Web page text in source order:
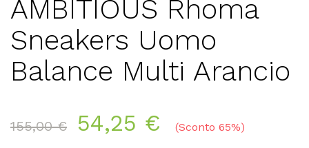
AMBITIOUS Rhoma
Sneakers Uomo
Balance Multi Arancio
155,00 € 54,25 € Sconto 65%